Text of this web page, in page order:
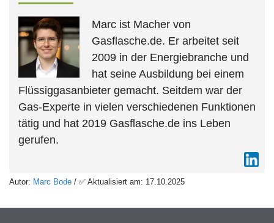
Marc ist Macher von
Gasflasche.de. Er arbeitet seit
2009 in der Energiebranche und
hat seine Ausbildung bei einem
Flüssiggasanbieter gemacht. Seitdem war der
Gas-Experte in vielen verschiedenen Funktionen
tätig und hat 2019 Gasflasche.de ins Leben
gerufen.
Autor: Marc Bode / ✅ Aktualisiert am: 17.10.2025